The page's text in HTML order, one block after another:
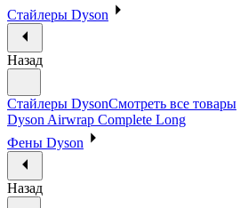
Стайлеры Dyson
Назад
Стайлеры DysonСмотреть все товары
Dyson Airwrap Complete Long
Фены Dyson
Назад